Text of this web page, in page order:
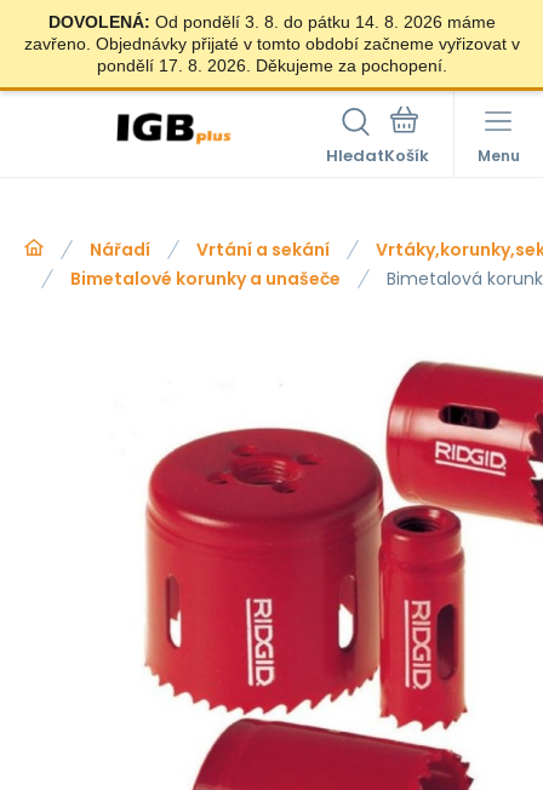
DOVOLENÁ: Od pondělí 3. 8. do pátku 14. 8. 2026 máme
zavřeno. Objednávky přijaté v tomto období začneme vyřizovat v
pondělí 17. 8. 2026. Děkujeme za pochopení.
Hledat Menu
Nářadí Vrtání a sekání
Bimetalové korunky a unašeče
Bimetalová